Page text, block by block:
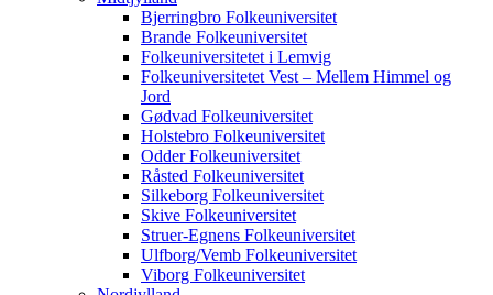
Bjerringbro Folkeuniversitet
Brande Folkeuniversitet
Folkeuniversitetet i Lemvig
Folkeuniversitetet Vest – Mellem Himmel og
Jord
Gødvad Folkeuniversitet
Holstebro Folkeuniversitet
Odder Folkeuniversitet
Råsted Folkeuniversitet
Silkeborg Folkeuniversitet
Skive Folkeuniversitet
Struer-Egnens Folkeuniversitet
Ulfborg/Vemb Folkeuniversitet
Viborg Folkeuniversitet